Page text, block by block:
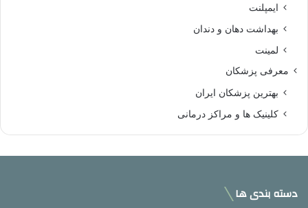
ایمپلنت
بهداشت دهان و دندان
لمینت
معرفی پزشکان
بهترین پزشکان ایران
کلینیک ها و مراکز درمانی
دسته بندی ها